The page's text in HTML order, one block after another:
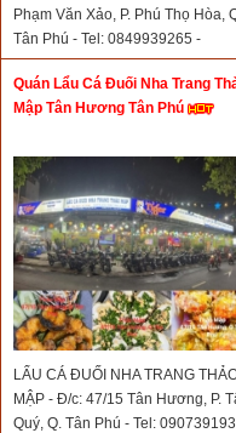
Phạm Văn Xảo, P. Phú Thọ Hòa,
Tân Phú - Tel: 0849939265 -
0852451345
Quán Lẩu Cá Đuối Nha Trang
Mập Tân Hương Tân Phú
LẨU CÁ ĐUỐI NHA TRANG
MẬP - Đ/c: 47/15 Tân Hương, P.
Quý, Q. Tân Phú - Tel: